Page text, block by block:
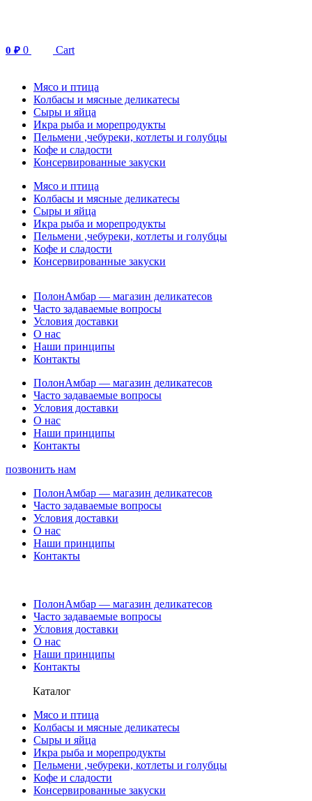
0 ₽ 0 Cart
Мясо и птица
Колбасы и мясные деликатесы
Сыры и яйца
Икра рыба и морепродукты
Пельмени ,чебуреки, котлеты и голубцы
Кофе и сладости
Консервированные закуски
Мясо и птица
Колбасы и мясные деликатесы
Сыры и яйца
Икра рыба и морепродукты
Пельмени ,чебуреки, котлеты и голубцы
Кофе и сладости
Консервированные закуски
ПолонАмбар — магазин деликатесов
Часто задаваемые вопросы
Условия доставки
О нас
Наши принципы
Контакты
ПолонАмбар — магазин деликатесов
Часто задаваемые вопросы
Условия доставки
О нас
Наши принципы
Контакты
позвонить нам
ПолонАмбар — магазин деликатесов
Часто задаваемые вопросы
Условия доставки
О нас
Наши принципы
Контакты
ПолонАмбар — магазин деликатесов
Часто задаваемые вопросы
Условия доставки
О нас
Наши принципы
Контакты
Каталог
Мясо и птица
Колбасы и мясные деликатесы
Сыры и яйца
Икра рыба и морепродукты
Пельмени ,чебуреки, котлеты и голубцы
Кофе и сладости
Консервированные закуски